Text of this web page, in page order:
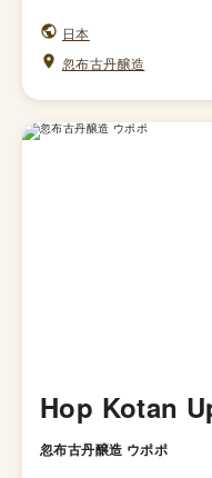
日本
忽布古丹醸造
Hop Kotan
忽布古丹醸造 ウポポ